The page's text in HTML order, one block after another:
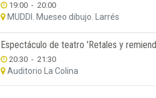
19:00 - 20:00
MUDDI. Mueseo dibujo. Larrés
Espectáculo de teatro 'Retales y
20:30 - 21:30
Auditorio La Colina